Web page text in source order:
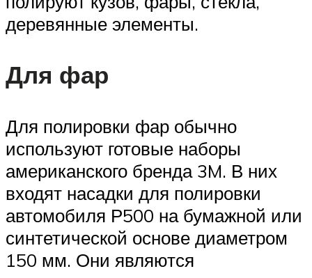
деревянные элементы.
Для фар
Для полировки фар обычно
используют готовые наборы
американского бренда 3M. В них
входят насадки для полировки
автомобиля Р500 на бумажной или
синтетической основе диаметром
150 мм. Они являются